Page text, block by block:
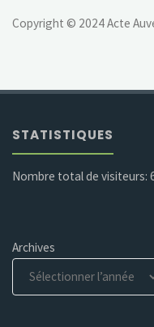
Copyright © 2024 Acte
STATISTIQUES
Nombre total de visiteurs:
Archives